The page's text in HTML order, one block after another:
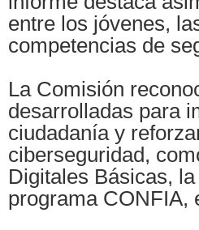
entre los jóvenes,
competencias de
La Comisión
desarrolladas para
ciudadanía y
ciberseguridad,
Digitales Básicas,
programa CONFIA,